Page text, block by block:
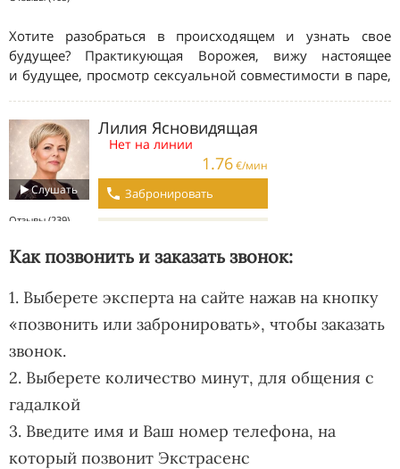
Как позвонить и заказать звонок:
1. Выберете эксперта на сайте нажав на кнопку
«позвонить или забронировать», чтобы заказать
звонок.
2. Выберете количество минут, для общения с
гадалкой
3. Введите имя и Ваш номер телефона, на
который позвонит Экстрасенс